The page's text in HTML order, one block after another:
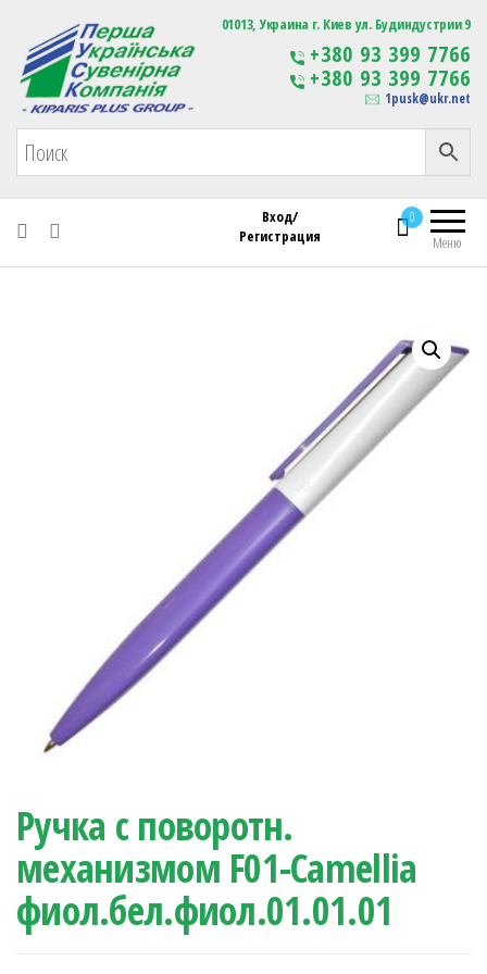
Первая Украинская Сувенирная Компания Изготовление
сувенирной продукции
с логотипом
01013, Украина г. Киев ул. Будиндустрии 9
+380 93 399 7766
+380 93 399 7766
1pusk@ukr.net
Меню
0
Вход/
Регистрация
Ручка с поворотн.
механизмом F01-Camellia
фиол.бел.фиол.01.01.01